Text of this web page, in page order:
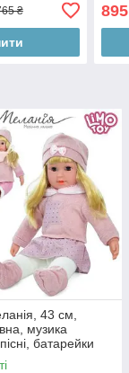
₴
43 см,
музика
батарейки